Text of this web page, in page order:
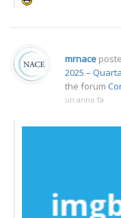
mrnace
2025 –
the forum
un anno fa